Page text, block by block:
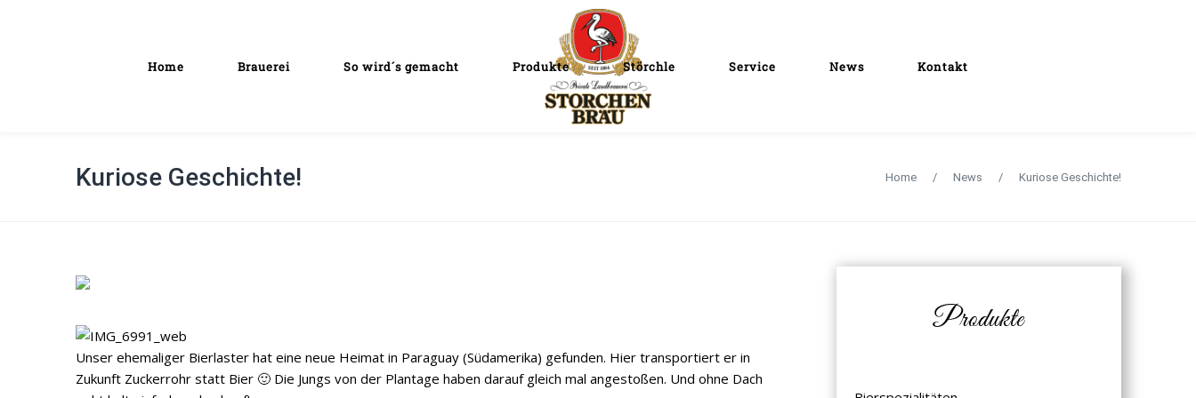
Home Brauerei So wird´s gemacht Produkte Störchle Service News Kontakt
Kuriose Geschichte! Home / News / Kuriose Geschichte!
Unser ehemaliger Bierlaster hat eine neue Heimat in Paraguay (Südamerika) gefunden. Hier transportiert er in
Zukunft Zuckerrohr statt Bier 🙂 Die Jungs von der Plantage haben darauf gleich mal angestoßen. Und ohne Dach
Produkte